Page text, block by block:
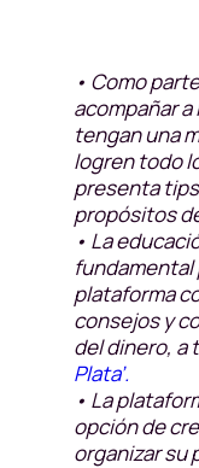
• Como
acompañar
tengan una
logren todo
presenta
propósitos
• La
fundamental
plataforma
consejos y
del dinero, a
Plata’.
• La
opción de
organizar su